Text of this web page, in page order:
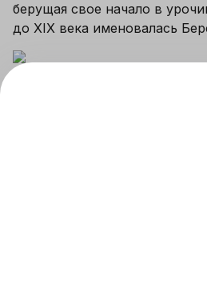
берущая свое начало в
до XIX века именовалась